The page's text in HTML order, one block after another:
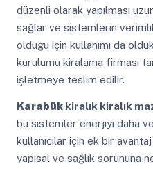
düzenli olarak yapılması
sağlar ve sistemlerin
olduğu için kullanımı da
kurulumu kiralama firması
işletmeye teslim edilir.
Karabükkiralık kiralık
bu sistemler enerjiyi daha
kullanıcılar için ek bir
yapısal ve sağlık sorununa